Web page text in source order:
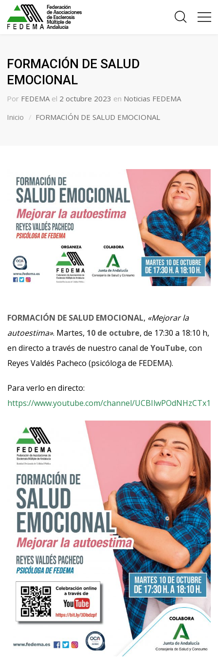
FORMACIÓN DE SALUD
EMOCIONAL
Por FEDEMA el 2 octubre 2023 en Noticias FEDEMA
Inicio
FORMACIÓN DE SALUD EMOCIONAL
FORMACIÓN DE SALUD EMOCIONAL, «Mejorar la
autoestima». Martes, 10 de octubre, de 17:30 a 18:10 h,
en directo a través de nuestro canal de YouTube, con
Reyes Valdés Pacheco (psicóloga de FEDEMA).
Para verlo en directo:
https://www.youtube.com/channel/